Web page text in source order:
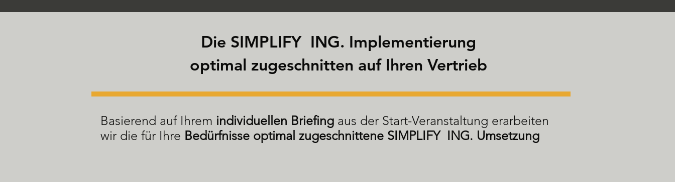
Die SIMPLIFY ING. Implementierung
optimal zugeschnitten auf Ihren Vertrieb
Basierend auf Ihrem individuellen Briefing aus der Start-Veranstaltung erarbeiten
wir die für Ihre Bedürfnisse optimal zugeschnittene SIMPLIFY ING. Umsetzung